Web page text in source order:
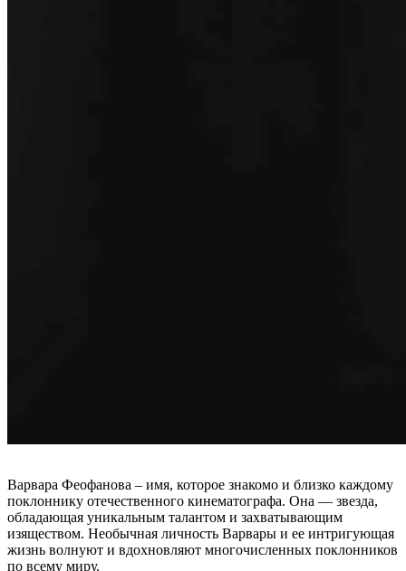
Варвара Феофанова – имя, которое знакомо и близко каждому
поклоннику отечественного кинематографа. Она — звезда,
обладающая уникальным талантом и захватывающим
изяществом. Необычная личность Варвары и ее интригующая
жизнь волнуют и вдохновляют многочисленных поклонников
по всему миру.